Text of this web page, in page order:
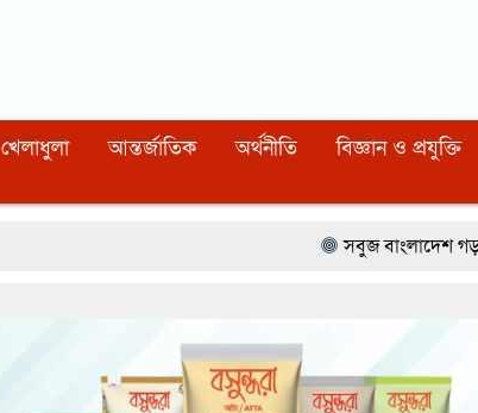
খেলাধুলা আন্তর্জাতিক অর্থনীতি বিজ্ঞান ও প্রযুক্তি
সবুজ বাংলাদেশ গড়ার প্রত্যয়ে সিলেটে